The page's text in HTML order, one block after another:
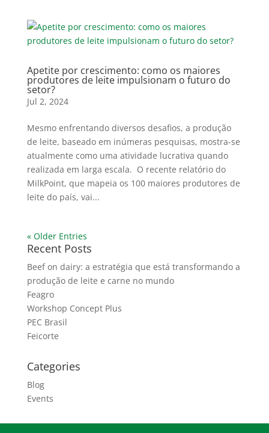
Apetite por crescimento: como os maiores
produtores de leite impulsionam o futuro do
setor?
Jul 2, 2024
Mesmo enfrentando diversos desafios, a produção
de leite, baseado em inúmeras pesquisas, mostra-se
atualmente como uma atividade lucrativa quando
realizada em larga escala. O recente relatório do
MilkPoint, que mapeia os 100 maiores produtores de
leite do país, vai...
« Older Entries
Recent Posts
Beef on dairy: a estratégia que está transformando a
produção de leite e carne no mundo
Feagro
Workshop Concept Plus
PEC Brasil
Feicorte
Categories
Blog
Events